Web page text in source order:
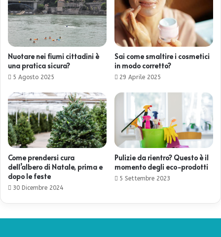
Nuotare nei fiumi cittadini è
una pratica sicura?
5 Agosto 2025
Sai come smaltire i cosmetici
in modo corretto?
29 Aprile 2025
Come prendersi cura
dell’albero di Natale, prima e
dopo le feste
30 Dicembre 2024
Pulizie da rientro? Questo è il
momento degli eco-prodotti
5 Settembre 2023